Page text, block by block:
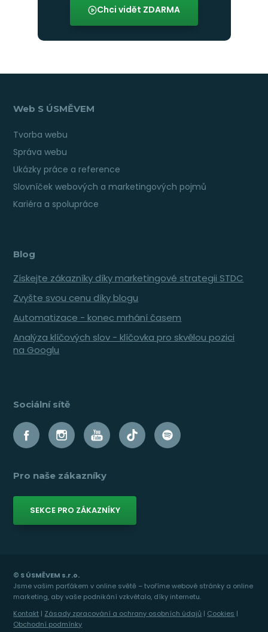
Chci vidět ZDARMA
Web S ÚSMĚVEM
Tvorba webu
Správa webu
Ukázky práce a reference
Slovníček webových a marketingových pojmů
Kariéra a spolupráce
Blog
Získejte zákazníky díky marketingové strategii STDC
Zvyšte svou cenu díky blogu
Automatizace - konec mrhání časem
Analýza klíčových slov - klíčovka pro skvělou pozici
na Googlu
Sociální sítě
Pro naše zákazníky
SEKCE PRO ZÁKAZNÍKY
© S ÚSMĚVEM s.r.o.
Jsme vašim parťákem v online světě – tvoříme webové stránky a online
marketing, aby vaše podnikání vzkvétalo, díky internetu.
Kontakt | Zásady zpracování a ochrany osobních údajů | Cookies |
Obchodní podmínky